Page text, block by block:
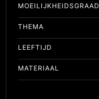
MOEILIJKHEIDSGRAAD
THEMA
LEEFTIJD
MATERIAAL